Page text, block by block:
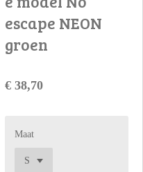
escape NEON
groen
€ 38,70
Maat